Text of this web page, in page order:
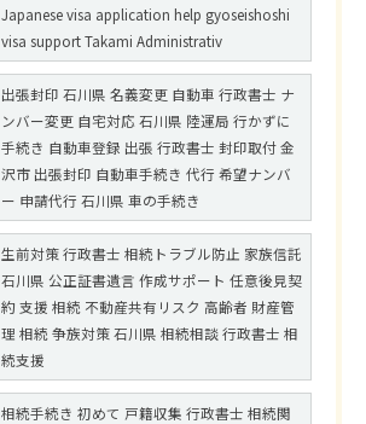
Japanese visa application help gyoseishoshi
visa support Takami Administrativ
出張封印 石川県 名義変更 自動車 行政書士 ナ
ンバー変更 自宅対応 石川県 陸運局 行かずに
手続き 自動車登録 出張 行政書士 封印取付 金
沢市 出張封印 自動車手続き 代行 希望ナンバ
ー 申請代行 石川県 車の手続き
生前対策 行政書士 相続トラブル防止 家族信託
石川県 公正証書遺言 作成サポート 任意後見契
約 支援 相続 不動産共有リスク 高齢者 財産管
理 相続 争族対策 石川県 相続相談 行政書士 相
続支援
相続手続き 初めて 戸籍収集 行政書士 相続関